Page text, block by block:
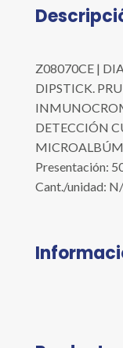
Z08070CE |
DIPSTICK.
DETECCIÓN
Presentación:
Cant./unidad: